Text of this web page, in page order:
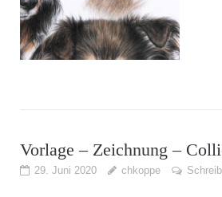
Vorlage – Zeichnung –
29. Juni 2020 chkoppe